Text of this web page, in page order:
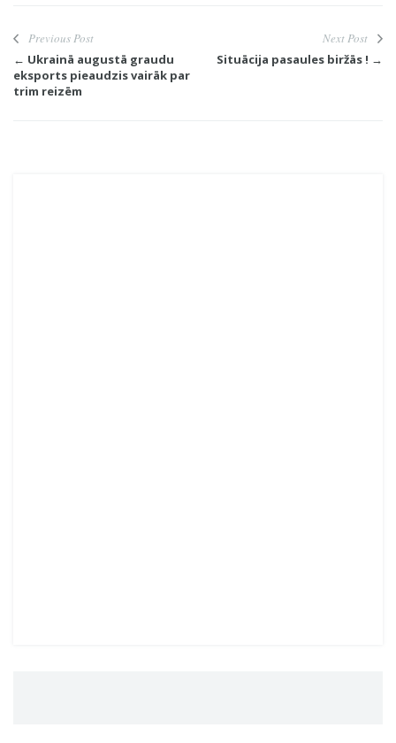
Previous Post
← Ukrainā augustā graudu
eksports pieaudzis vairāk par
trim reizēm
Next Post
Situācija pasaules biržās ! →